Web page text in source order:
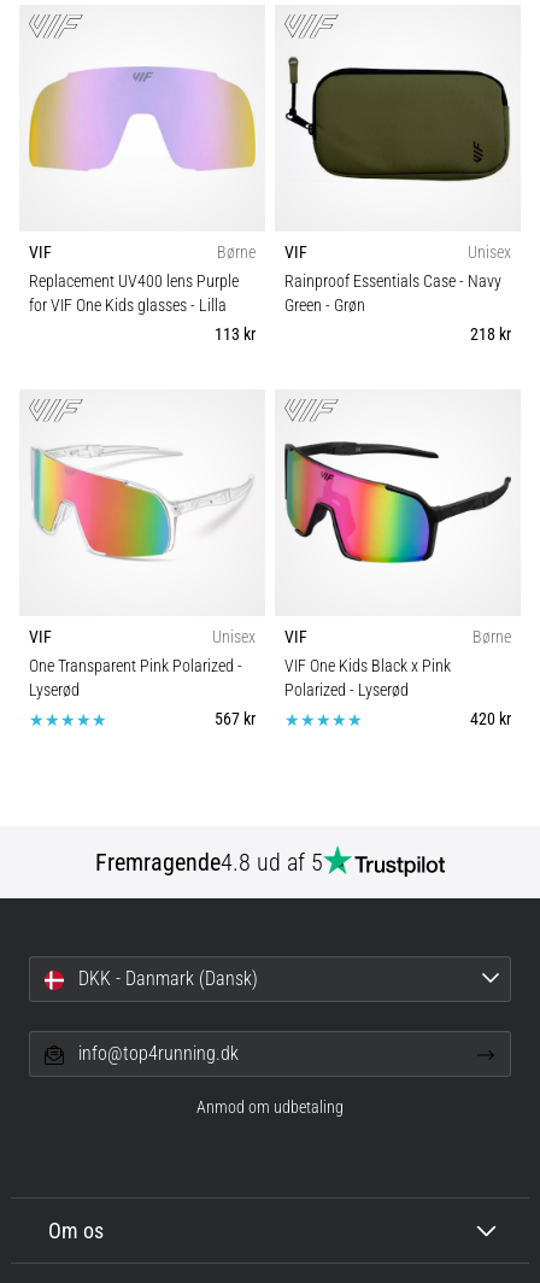
VIF
Børne
Replacement UV400 lens Purple
for VIF One Kids glasses- Lilla
113 kr
VIF
Unisex
Rainproof Essentials Case - Navy
Green - Grøn
218 kr
VIF
Unisex
One Transparent Pink Polarized -
Lyserød
567 kr
VIF
Børne
VIF One Kids Black x Pink
Polarized - Lyserød
420 kr
Fremragende4.8 ud af 5
Om os
DKK - Danmark (Dansk)
info@top4running.dk
Anmod om udbetaling